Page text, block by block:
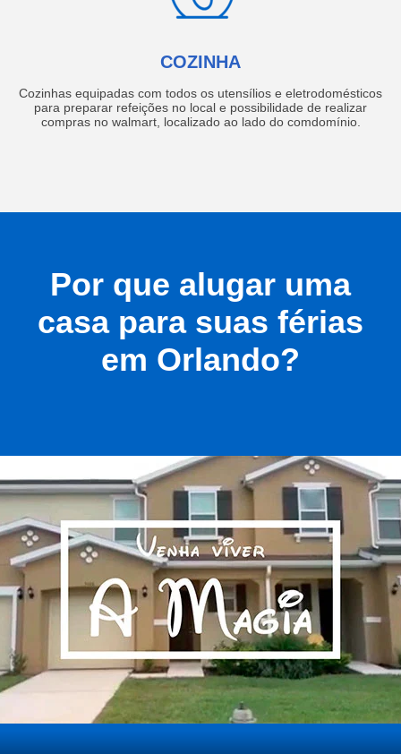
COZINHA
Cozinhas equipadas com todos os utensílios e eletrodomésticos
para preparar refeições no local e possibilidade de realizar
compras no walmart, localizado ao lado do comdomínio.
Por que alugar uma
casa para suas férias
em Orlando?